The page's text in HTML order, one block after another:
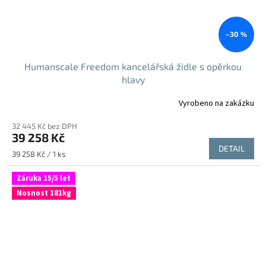
–30 %
Humanscale Freedom kancelářská židle s opěrkou
hlavy
Vyrobeno na zakázku
32 445 Kč bez DPH
39 258 Kč
Měrná
cena:
39 258 Kč / 1 ks
DETAIL
Záruka 15/5 let
Nosnost 181kg